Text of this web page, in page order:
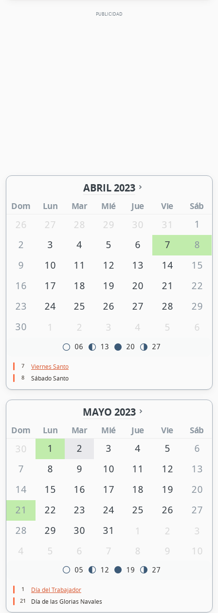
ABRIL 2023
Dom Lun Mar Mié Jue Vie Sáb
26 27 28 29 30 31
1
2
3 4 5 6 7
8
9
10 11 12 13 14
15
16
17 18 19 20 21
22
23
24 25 26 27 28
29
30
1 2 3 4 5 6
06 13 20 27
7 Viernes Santo
8 Sábado Santo
MAYO 2023
Dom Lun Mar Mié Jue Vie Sáb
30 1 2 3 4 5
6
7
8 9 10 11 12
13
14
15 16 17 18 19
20
21
22 23 24 25 26
27
28
29 30 31 1 2
3
4
5 6 7 8 9 10
05 12 19 27
1 Día del Trabajador
21 Día de las Glorias Navales